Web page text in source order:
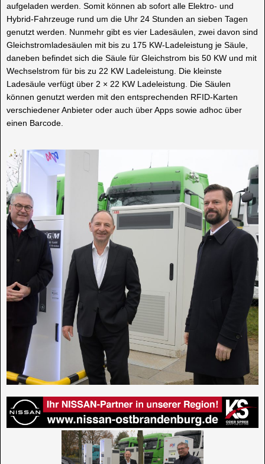
aufgeladen werden. Somit können ab sofort alle Elektro- und
Hybrid-Fahrzeuge rund um die Uhr 24 Stunden an sieben Tagen
genutzt werden. Nunmehr gibt es vier Ladesäulen, zwei davon sind
Gleichstromladesäulen mit bis zu 175 KW-Ladeleistung je Säule,
daneben befindet sich die Säule für Gleichstrom bis 50 KW und mit
Wechselstrom für bis zu 22 KW Ladeleistung. Die kleinste
Ladesäule verfügt über 2 × 22 KW Ladeleistung. Die Säulen
können genutzt werden mit den entsprechenden RFID-Karten
verschiedener Anbieter oder auch über Apps sowie adhoc über
einen Barcode.